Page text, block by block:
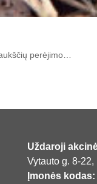
perėjimo…
Uždaroji
Vytauto g. 8-22,
Įmonės kodas: